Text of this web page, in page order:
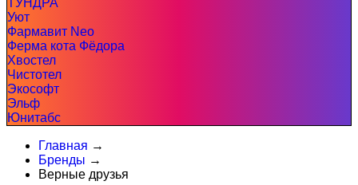
ТУНДРА
Уют
Фармавит Neo
Ферма кота Фёдора
Хвостел
Чистотел
Экософт
Эльф
Юнитабс
Главная →
Бренды →
Верные друзья